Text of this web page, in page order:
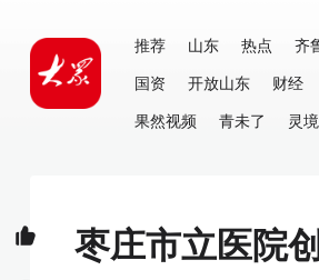
推荐 山东 热点 齐
国资
开放山东 财经
果然视频
青未了 灵境
枣庄市立医院